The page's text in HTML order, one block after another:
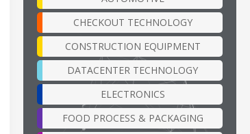
CHECKOUT TECHNOLOGY
CONSTRUCTION EQUIPMENT
DATACENTER TECHNOLOGY
ELECTRONICS
FOOD PROCESS & PACKAGING